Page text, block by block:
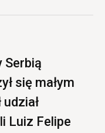
Serbią
się małym
Luiz Felipe